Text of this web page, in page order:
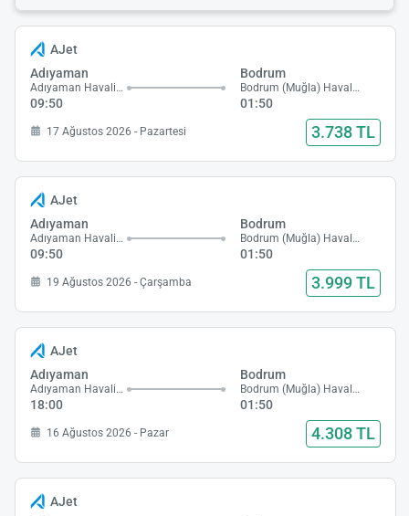
AJet
Adıyaman
Adıyaman Havalimanı
09:50
Bodrum
Bodrum (Muğla) Havalimanı
01:50
17 Ağustos 2026 - Pazartesi 3.738 TL
AJet
Adıyaman
Adıyaman Havalimanı
09:50
Bodrum
Bodrum (Muğla) Havalimanı
01:50
19 Ağustos 2026 - Çarşamba 3.999 TL
AJet
Adıyaman
Adıyaman Havalimanı
18:00
Bodrum
Bodrum (Muğla) Havalimanı
01:50
16 Ağustos 2026 - Pazar 4.308 TL
AJet